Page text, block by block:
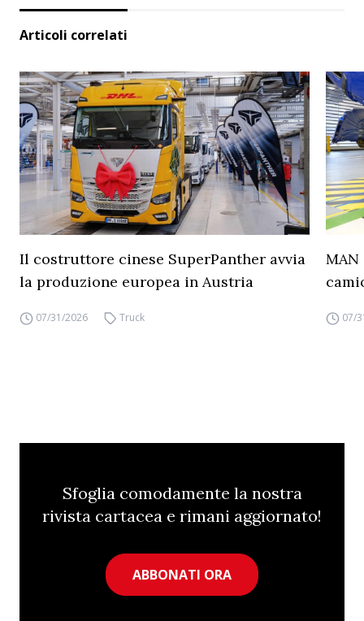
Articoli correlati
Il costruttore cinese SuperPanther avvia
la produzione europea in Austria
07/31/2026 Truck 07/
Sfoglia comodamente la nostra
rivista cartacea e rimani aggiornato!
ABBONATI ORA